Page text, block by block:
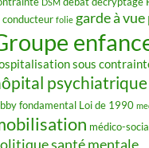
DSM
conducteur folie garde à
sous
psychiatrique
fondamental Loi de 1990
médico-
santé mentale